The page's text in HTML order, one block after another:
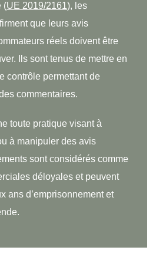
(UE 2019/2161), les
que leurs avis
réels doivent être
Ils sont tenus de mettre en
contrôle permettant de
commentaires.
toute pratique visant à
à manipuler des avis
sont considérés comme
déloyales et peuvent
ans d’emprisonnement et